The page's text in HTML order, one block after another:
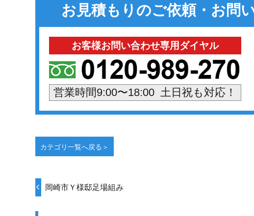
お見積もりのご依頼・お問
お客様お問い合わせ専用ダイヤル
営業時間9:00〜18:00 土日祝も対応！
カテゴリ一覧へ戻る＞
岡崎市Ｙ様邸足場組み